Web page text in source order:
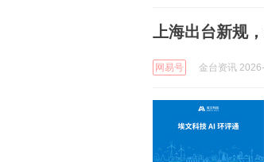
上海出台新规
网易号 金台资讯